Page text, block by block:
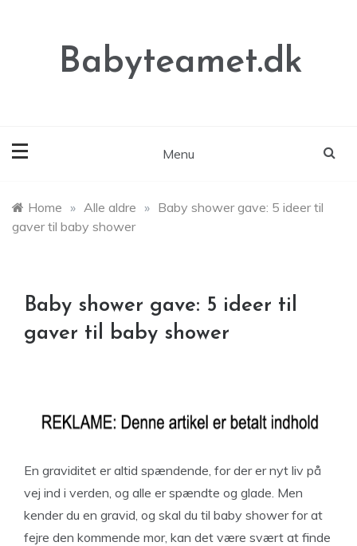
Babyteamet.dk
Menu
Home » Alle aldre » Baby shower gave: 5 ideer til
gaver til baby shower
Baby shower gave: 5 ideer til
gaver til baby shower
En graviditet er altid spændende, for der er nyt liv på
vej ind i verden, og alle er spændte og glade. Men
kender du en gravid, og skal du til baby shower for at
fejre den kommende mor, kan det være svært at finde